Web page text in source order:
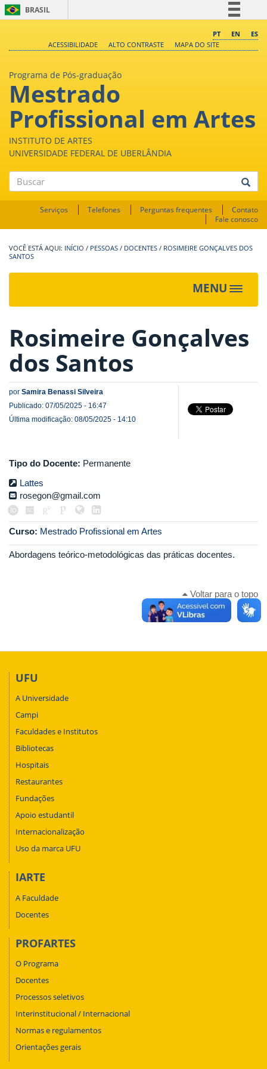
BRASIL
Comunica BR
Canais
PT EN
ES
ACESSIBILIDADE
ALTO CONTRASTE MAPA DO SITE
Programa de Pós-graduação
Mestrado
Profissional em Artes
INSTITUTO DE ARTES
UNIVERSIDADE FEDERAL DE UBERLÂNDIA
Buscar
Serviços Telefones Perguntas frequentes
Contato
Fale conosco
INÍCIO / PESSOAS / DOCENTES / ROSIMEIRE GONÇALVES DOS
SANTOS
MENU
Toggle
Rosimeire Gonçalves
dos Santos
por Samira Benassi Silveira
Publicado: 07/05/2025 - 16:47
Última modificação: 08/05/2025 - 14:10
Tipo do Docente: Permanente
Lattes
rosegon@gmail.com
Curso: Mestrado Profissional em Artes
Abordagens teórico-metodológicas das práticas docentes.
Voltar para o topo
UFU
A Universidade
Campi
Faculdades e Institutos
Bibliotecas
Hospitais
Restaurantes
Fundações
Apoio estudantil
Internacionalização
Uso da marca UFU
IARTE
A Faculdade
Docentes
PROFARTES
O Programa
Docentes
Processos seletivos
Interinstitucional / Internacional
Normas e regulamentos
Orientações gerais